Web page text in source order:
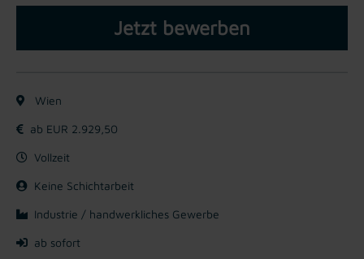
Jetzt bewerben
Wien
ab EUR 2.929,50
Vollzeit
Keine Schichtarbeit
Industrie / handwerkliches Gewerbe
ab sofort